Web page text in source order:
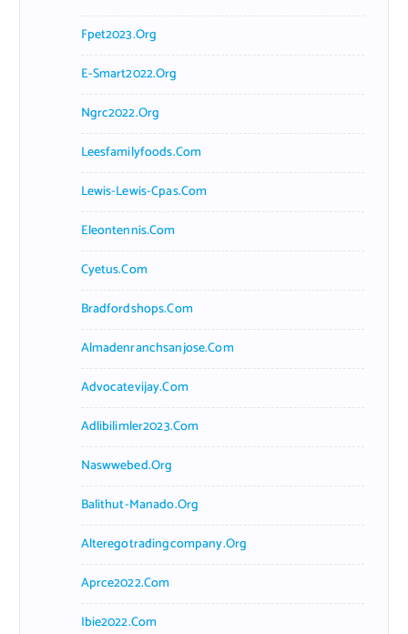
Fpet2023.org
E-Smart2022.org
Ngrc2022.org
Leesfamilyfoods.com
Lewis-Lewis-Cpas.com
Eleontennis.com
Cyetus.com
Bradfordshops.com
Almadenranchsanjose.com
Advocatevijay.com
Adlibilimler2023.com
Naswwebed.org
Balithut-Manado.org
Alteregotradingcompany.org
Aprce2022.com
Ibie2022.com